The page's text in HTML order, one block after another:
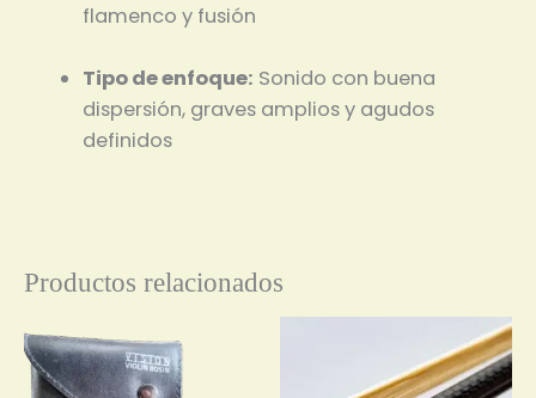
flamenco y fusión
Tipo de enfoque: Sonido con buena
dispersión, graves amplios y agudos
definidos
Productos relacionados